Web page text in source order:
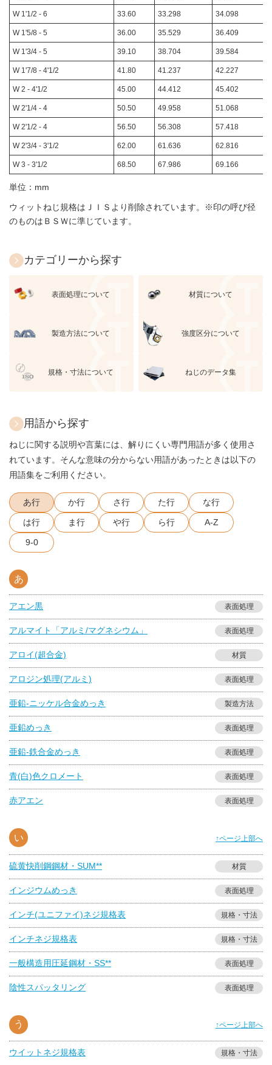
W 1'1/2 ‐ 6 33.60 33.298 34.098
W 1'5/8 ‐ 5 36.00 35.529 36.409
W 1'3/4 ‐ 5 39.10 38.704 39.584
W 1'7/8 ‐ 4'1/2 41.80 41.237 42.227
W 2 ‐ 4'1/2 45.00 44.412 45.402
W 2'1/4 ‐ 4 50.50 49.958 51.068
W 2'1/2 ‐ 4 56.50 56.308 57.418
W 2'3/4 ‐ 3'1/2 62.00 61.636 62.816
W 3 ‐ 3'1/2 68.50 67.986 69.166
単位：mm
ウィットねじ規格はＪＩＳより削除されています。※印の呼び径
のものはＢＳＷに準じています。
カテゴリーから探す
表面処理について 材質について
製造方法について 強度区分について
規格・寸法について ねじのデータ集
用語から探す
ねじに関する説明や言葉には、解りにくい専門用語が多く使用さ
れています。そんな意味の分からない用語があったときは以下の
用語集をご利用ください。
あ行 か行 さ行 た行 な行
は行 ま行 や行 ら行 A-Z
9-0
あ
アエン黒 表面処理
アルマイト「アルミ/マグネシウム」 表面処理
アロイ(超合金) 材質
アロジン処理(アルミ) 表面処理
亜鉛-ニッケル合金めっき 製造方法
亜鉛めっき 表面処理
亜鉛-鉄合金めっき 表面処理
青(白)色クロメート 表面処理
赤アエン 表面処理
い ↑ページ上部へ
硫黄快削鋼鋼材・SUM** 材質
インジウムめっき 表面処理
インチ(ユニファイ)ネジ規格表 規格・寸法
インチネジ規格表 規格・寸法
一般構造用圧延鋼材・SS** 表面処理
陰性スパッタリング 表面処理
う ↑ページ上部へ
ウイットネジ規格表 規格・寸法